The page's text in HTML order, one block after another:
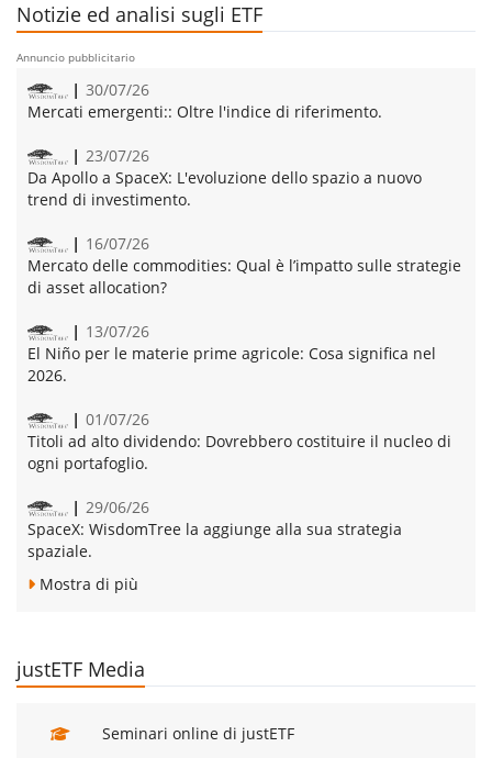
Notizie ed analisi sugli ETF
Annuncio pubblicitario
30/07/26
Mercati emergenti:: Oltre l'indice di riferimento.
23/07/26
Da Apollo a SpaceX: L'evoluzione dello spazio a nuovo
trend di investimento.
16/07/26
Mercato delle commodities: Qual è l’impatto sulle strategie
di asset allocation?
13/07/26
El Niño per le materie prime agricole: Cosa significa nel
2026.
01/07/26
Titoli ad alto dividendo: Dovrebbero costituire il nucleo di
ogni portafoglio.
29/06/26
SpaceX: WisdomTree la aggiunge alla sua strategia
spaziale.
Mostra di più
justETF Media
Seminari online di justETF